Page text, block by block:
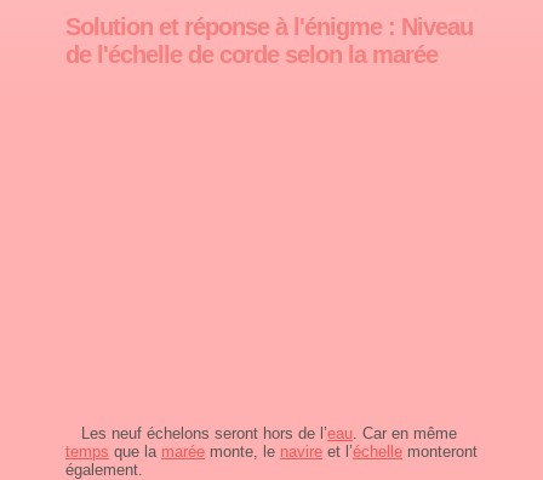
Solution et réponse à l'énigme : Niveau
de l'échelle de corde selon la marée
Les neuf échelons seront hors de l’eau . Car en même
temps que la marée monte, le navire et l’échelle monteront
également.